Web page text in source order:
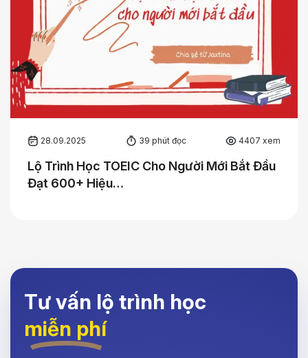
28.09.2025 39 phút đọc 4407 xem
Lộ Trình Học TOEIC Cho Người Mới Bắt Đầu
Đạt 600+ Hiệu…
Tư vấn lộ trình học
miễn phí